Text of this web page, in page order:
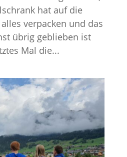
hat auf die
verpacken und das
übrig geblieben ist
Mal die...